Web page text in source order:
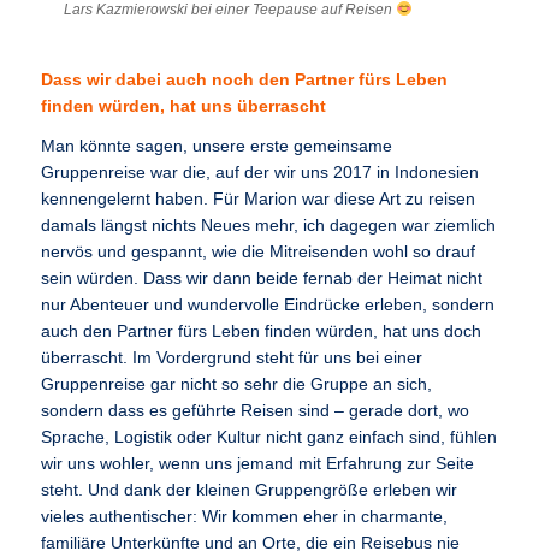
Lars Kazmierowski bei einer Teepause auf Reisen
Dass wir dabei auch noch den Partner fürs Leben
finden würden, hat uns überrascht
Man könnte sagen, unsere erste gemeinsame
Gruppenreise war die, auf der wir uns 2017 in Indonesien
kennengelernt haben. Für Marion war diese Art zu reisen
damals längst nichts Neues mehr, ich dagegen war ziemlich
nervös und gespannt, wie die Mitreisenden wohl so drauf
sein würden. Dass wir dann beide fernab der Heimat nicht
nur Abenteuer und wundervolle Eindrücke erleben, sondern
auch den Partner fürs Leben finden würden, hat uns doch
überrascht. Im Vordergrund steht für uns bei einer
Gruppenreise gar nicht so sehr die Gruppe an sich,
sondern dass es geführte Reisen sind – gerade dort, wo
Sprache, Logistik oder Kultur nicht ganz einfach sind, fühlen
wir uns wohler, wenn uns jemand mit Erfahrung zur Seite
steht. Und dank der kleinen Gruppengröße erleben wir
vieles authentischer: Wir kommen eher in charmante,
familiäre Unterkünfte und an Orte, die ein Reisebus nie